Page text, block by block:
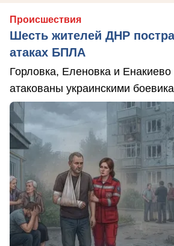
Происшествия
Шесть жителей ДНР
атаках БПЛА
Горловка, Еленовка и
атакованы украинскими